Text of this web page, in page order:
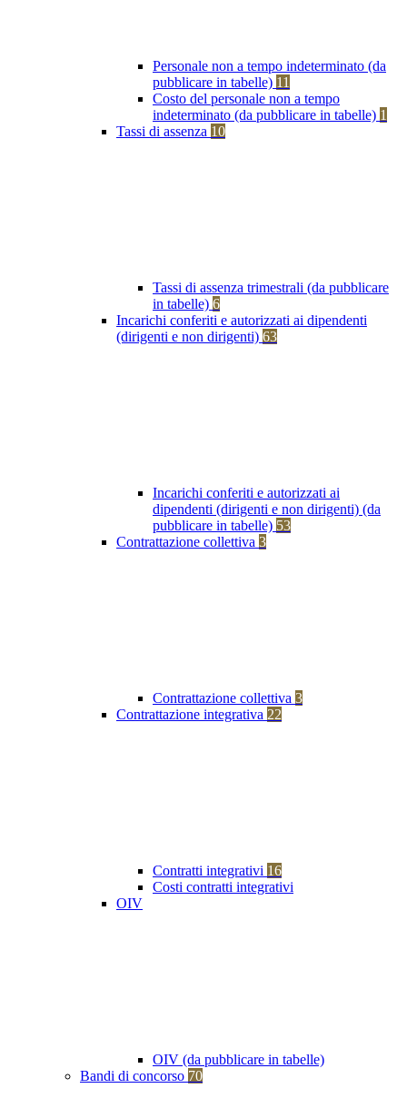
Personale non a tempo indeterminato (da
pubblicare in tabelle) 11
Costo del personale non a tempo
indeterminato (da pubblicare in tabelle) 1
Tassi di assenza 10
Tassi di assenza trimestrali (da pubblicare
in tabelle) 6
Incarichi conferiti e autorizzati ai dipendenti
(dirigenti e non dirigenti) 63
Incarichi conferiti e autorizzati ai
dipendenti (dirigenti e non dirigenti) (da
pubblicare in tabelle) 53
Contrattazione collettiva 3
Contrattazione collettiva 3
Contrattazione integrativa 22
Contratti integrativi 16
Costi contratti integrativi
OIV
OIV (da pubblicare in tabelle)
Bandi di concorso 70